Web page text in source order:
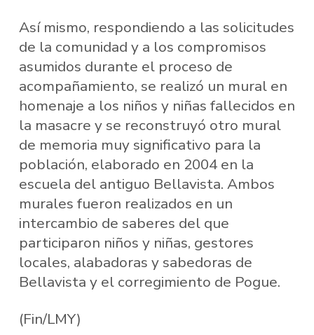
Así mismo, respondiendo a las solicitudes
de la comunidad y a los compromisos
asumidos durante el proceso de
acompañamiento, se realizó un mural en
homenaje a los niños y niñas fallecidos en
la masacre y se reconstruyó otro mural
de memoria muy significativo para la
población, elaborado en 2004 en la
escuela del antiguo Bellavista. Ambos
murales fueron realizados en un
intercambio de saberes del que
participaron niños y niñas, gestores
locales, alabadoras y sabedoras de
Bellavista y el corregimiento de Pogue.
(Fin/LMY)